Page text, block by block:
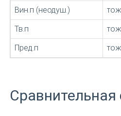
Вин.п (неодуш.)
Тв.п
Пред.п
Сравнительная